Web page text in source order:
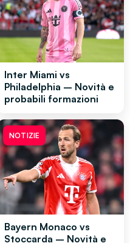
Inter Miami vs
Philadelphia – Novità e
probabili formazioni
NOTIZIE
Bayern Monaco vs
Stoccarda – Novità e